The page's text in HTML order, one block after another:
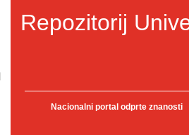
Repozitorij
Nacionalni portal odprte znanosti